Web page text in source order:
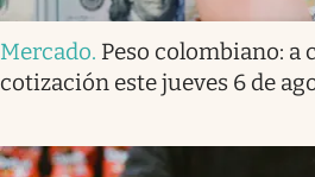
Mercado. Peso colombiano: a
cotización este jueves 6 de